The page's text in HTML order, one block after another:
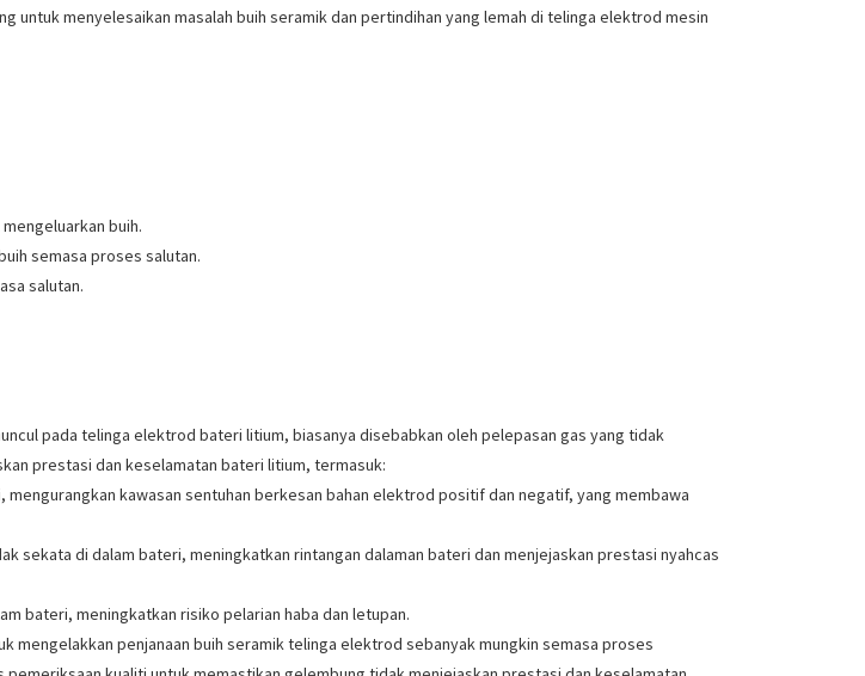
untuk menyelesaikan masalah buih seramik dan pertindihan yang lemah di telinga elektrod mesin
buih.
semasa proses salutan.
salutan.
pada telinga elektrod bateri litium, biasanya disebabkan oleh pelepasan gas yang tidak
prestasi dan keselamatan bateri litium, termasuk:
kawasan sentuhan berkesan bahan elektrod positif dan negatif, yang membawa
sekata di dalam bateri, meningkatkan rintangan dalaman bateri dan menjejaskan prestasi nyahcas
bateri, meningkatkan risiko pelarian haba dan letupan.
penjanaan buih seramik telinga elektrod sebanyak mungkin semasa proses